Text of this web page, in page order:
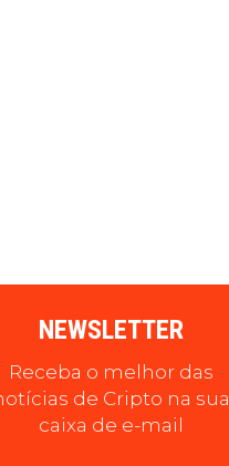
NEWSLETTER
Receba o melhor das
de Cripto na sua
caixa de e-mail